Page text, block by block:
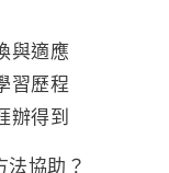
與適應
習歷程
辦得到
協助？